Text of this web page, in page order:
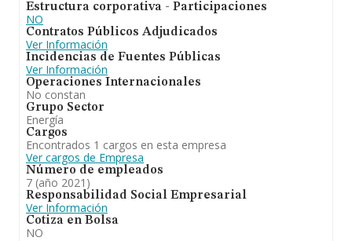
Estructura corporativa - Participaciones
NO
Contratos Públicos Adjudicados
Ver Información
Incidencias de Fuentes Públicas
Ver Información
Operaciones Internacionales
No constan
Grupo Sector
Energía
Cargos
Encontrados 1 cargos en esta empresa
Ver cargos de Empresa
Número de empleados
7 (año 2021)
Responsabilidad Social Empresarial
Ver Información
Cotiza en Bolsa
NO